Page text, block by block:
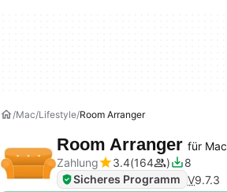
Mac Lifestyle Room Arranger
Room Arranger für Mac
Zahlung
3.4 164
8
Sicheres Programm V9.7.3